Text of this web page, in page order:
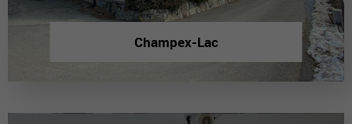
Champex-Lac